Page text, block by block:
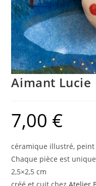
Aimant Lucie
7,00 €
céramique illustré, peint
Chaque pièce est
2,5×2,5 cm
créé et cuit chezAtelier